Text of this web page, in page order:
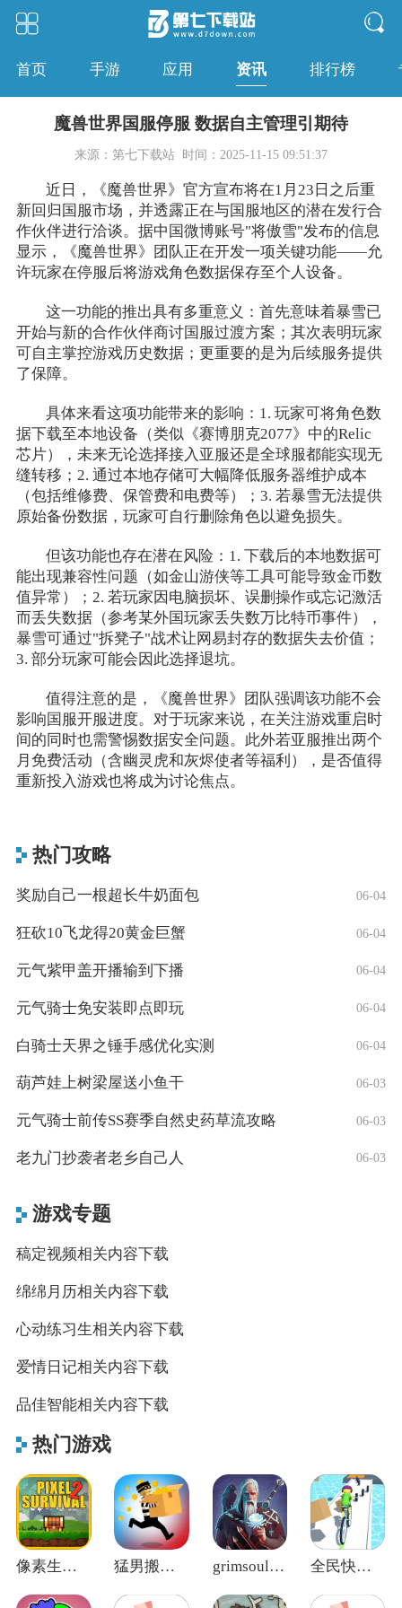
首页 手游 应用 资讯 排行榜
魔兽世界国服停服 数据自主管理引期待
来源：第七下载站 时间：2025-11-15 09:51:37
近日，《魔兽世界》官方宣布将在1月23日之后重
新回归国服市场，并透露正在与国服地区的潜在发行合
作伙伴进行洽谈。据中国微博账号"将傲雪"发布的信息
显示，《魔兽世界》团队正在开发一项关键功能——允
许玩家在停服后将游戏角色数据保存至个人设备。
这一功能的推出具有多重意义：首先意味着暴雪已
开始与新的合作伙伴商讨国服过渡方案；其次表明玩家
可自主掌控游戏历史数据；更重要的是为后续服务提供
了保障。
具体来看这项功能带来的影响：1. 玩家可将角色数
据下载至本地设备（类似《赛博朋克2077》中的Relic
芯片），未来无论选择接入亚服还是全球服都能实现无
缝转移；2. 通过本地存储可大幅降低服务器维护成本
（包括维修费、保管费和电费等）；3. 若暴雪无法提供
原始备份数据，玩家可自行删除角色以避免损失。
但该功能也存在潜在风险：1. 下载后的本地数据可
能出现兼容性问题（如金山游侠等工具可能导致金币数
值异常）；2. 若玩家因电脑损坏、误删操作或忘记激活
而丢失数据（参考某外国玩家丢失数万比特币事件），
暴雪可通过"拆凳子"战术让网易封存的数据失去价值；
3. 部分玩家可能会因此选择退坑。
值得注意的是，《魔兽世界》团队强调该功能不会
影响国服开服进度。对于玩家来说，在关注游戏重启时
间的同时也需警惕数据安全问题。此外若亚服推出两个
月免费活动（含幽灵虎和灰烬使者等福利），是否值得
重新投入游戏也将成为讨论焦点。
热门攻略
奖励自己一根超长牛奶面包 06-04
狂砍10飞龙得20黄金巨蟹 06-04
元气紫甲盖开播输到下播 06-04
元气骑士免安装即点即玩 06-04
白骑士天界之锤手感优化实测 06-04
葫芦娃上树梁屋送小鱼干 06-03
元气骑士前传SS赛季自然史药草流攻略 06-03
老九门抄袭者老乡自己人 06-03
游戏专题
稿定视频相关内容下载
绵绵月历相关内容下载
心动练习生相关内容下载
爱情日记相关内容下载
品佳智能相关内容下载
热门游戏
像素生存2官方正版 猛男搬家中文版 grimsoul地球末日中世纪 全民快冲关